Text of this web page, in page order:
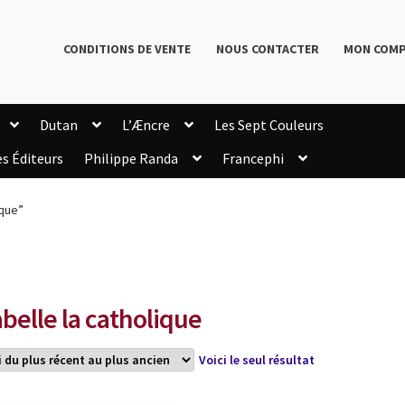
CONDITIONS DE VENTE NOUS CONTACTER MON
Dutan L’Æncre
Les Sept Couleurs
Éditeurs Philippe Randa
Francephi
la catholique
Voici le seul résultat